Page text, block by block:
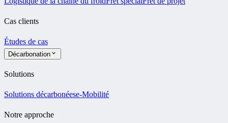
Cas clients
Études de cas
Décarbonation
Solutions
Solutions décarbonéese-Mobilité
Notre approche